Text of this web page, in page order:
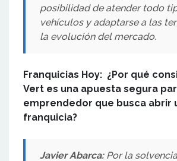
posibilidad de atender todo
vehículos y adaptarse a las
la evolución del mercado.
Franquicias Hoy: ¿Por qué
Vert es una apuesta segura
emprendedor que busca abrir
franquicia?
Javier Abarca: Por la